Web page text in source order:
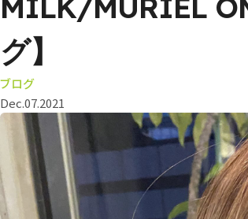
グ】
ブログ
Dec.07.2021